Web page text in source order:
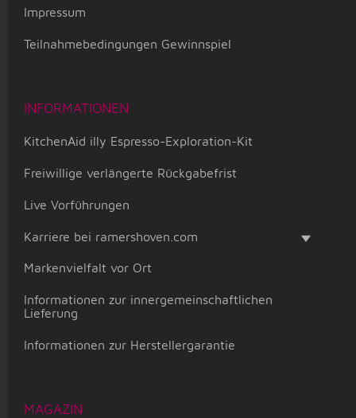
Impressum
Teilnahmebedingungen Gewinnspiel
INFORMATIONEN
KitchenAid illy Espresso-Exploration-Kit
Freiwillige verlängerte Rückgabefrist
Live Vorführungen
Karriere bei ramershoven.com
Markenvielfalt vor Ort
Informationen zur innergemeinschaftlichen
Lieferung
Informationen zur Herstellergarantie
MAGAZIN